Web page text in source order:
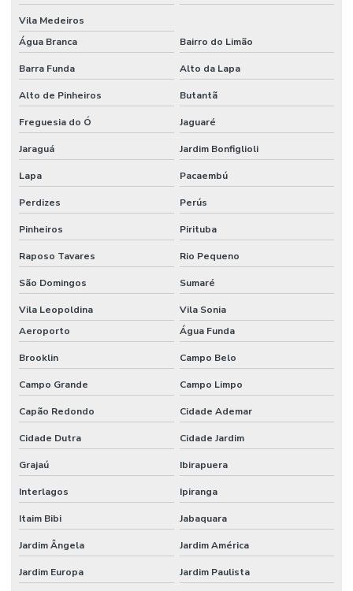
Eletrodo de ph
Eletrodo de ph preço
Equipamentos para laboratório de química
Equipamentos de laboratório de química banho maria
Espátula para laboratório
Espátula para laboratório de química
Espectrofotômetro análise de água
Espectrofotômetro comprar
Estufa de secagem digital
Estufa de secagem digital para laboratório
Fabricante de vidrarias para laboratório
Filtro de seringa
Filtro de ventilação
Fornecedor de vidraria para laboratório
Fornecedores de materiais para laboratório
Forno para laboratório
Forno mufla
Vila Medeiros
Água Branca
Bairro do Limão
Barra Funda Alto da Lapa
Alto de Pinheiros Butantã
Freguesia do Ó Jaguaré
Jaraguá Jardim Bonfiglioli
Lapa Pacaembú
Perdizes Perús
Pinheiros Pirituba
Raposo Tavares Rio Pequeno
São Domingos Sumaré
Vila Leopoldina
Vila Sonia
Aeroporto
Água Funda
Brooklin Campo Belo
Campo Grande Campo Limpo
Capão Redondo Cidade Ademar
Cidade Dutra Cidade Jardim
Grajaú Ibirapuera
Interlagos Ipiranga
Itaim Bibi Jabaquara
Jardim Ângela Jardim América
Jardim Europa Jardim Paulista